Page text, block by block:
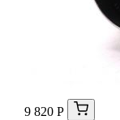
9 820 Р